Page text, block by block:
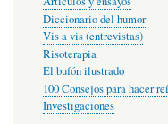
Diccionario del humor
Vis a vis (entrevistas)
Risoterapia
El bufón ilustrado
100 Consejos para hacer
Investigaciones